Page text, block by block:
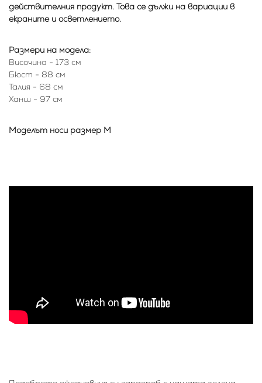
действителния продукт. Това се дължи на вариации в
екраните и осветлението.
Размери на модела:
Височина - 173 см
Бюст - 88 см
Талия - 68 см
Ханш - 97 см
Моделът носи размер M